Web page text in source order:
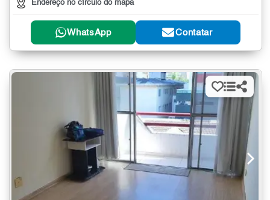
Endereço no círculo do mapa
WhatsApp Contatar